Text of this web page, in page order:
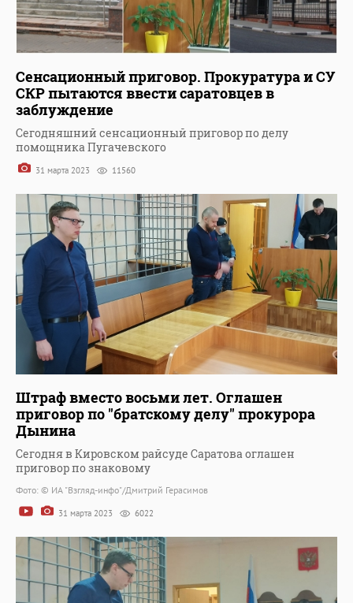
Сенсационный приговор. Прокуратура и СУ
СКР пытаются ввести саратовцев в
заблуждение
Сегодняшний сенсационный приговор по делу
помощника Пугачевского
31 марта 2023 11560
Штраф вместо восьми лет. Оглашен
приговор по "братскому делу" прокурора
Дынина
Сегодня в Кировском райсуде Саратова оглашен
приговор по знаковому
Фото: © ИА "Взгляд-инфо"/Дмитрий Герасимов
31 марта 2023 6022